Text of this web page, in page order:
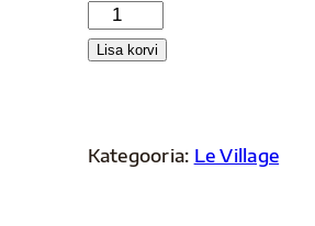
S10244
kogus
Lisa korvi
Kategooria: Le Village